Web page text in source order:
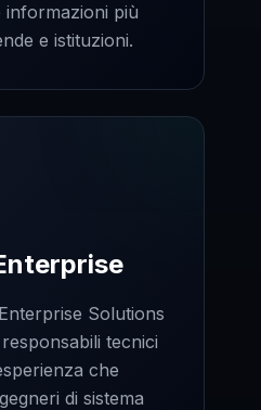
informazioni più
e istituzioni.
Solutions
tecnici
che
di sistema